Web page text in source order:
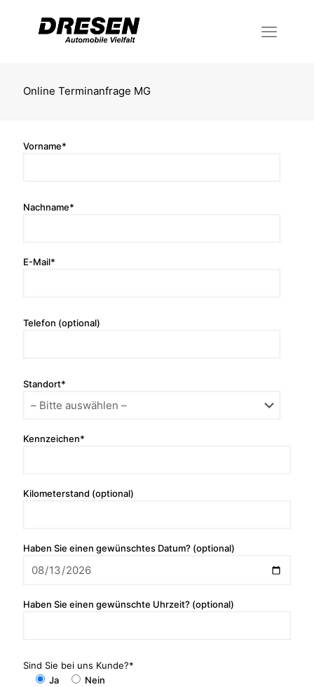
Online Terminanfrage MG
Vorname*
Nachname*
E-Mail*
Telefon (optional)
Standort*
Kennzeichen*
Kilometerstand (optional)
Haben Sie einen gewünschtes Datum? (optional)
Haben Sie einen gewünschte Uhrzeit? (optional)
Sind Sie bei uns Kunde?*
Ja
Nein